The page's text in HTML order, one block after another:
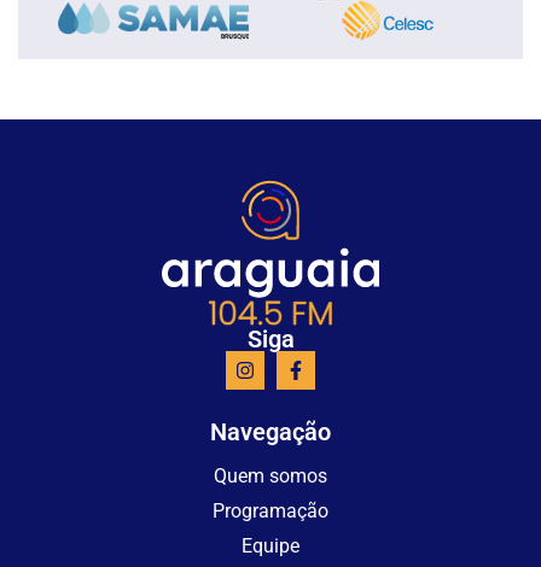
Siga
Navegação
Quem somos
Programação
Equipe